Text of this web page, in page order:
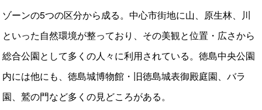
ゾーンの5つの区分から成る。中心市街地に山、原生林、川
といった自然環境が整っており、その美観と位置・広さから
総合公園として多くの人々に利用されている。徳島中央公園
内には他にも、徳島城博物館・旧徳島城表御殿庭園、バラ
園、鷲の門など多くの見どころがある。